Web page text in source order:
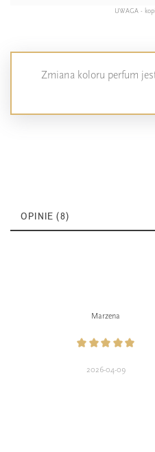
UWAGA -
Zmiana koloru perfum
OPINIE (8)
Marzena
2026-04-09